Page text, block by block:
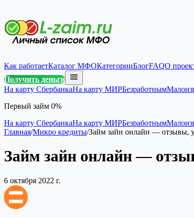
Как работаетКаталог МФОКатегорииБлогFAQО
Получить деньги
На карту СбербанкаНа карту МИРБезработным
Первый займ 0%
На карту СбербанкаНа карту МИРБезработным
Главная/Микро кредиты/Займ зайн онлайн — отзывы,
Займ зайн онлайн —
6 октября 2022 г.